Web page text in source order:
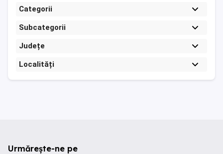
Categorii
Subcategorii
Județe
Localități
Urmărește-ne pe